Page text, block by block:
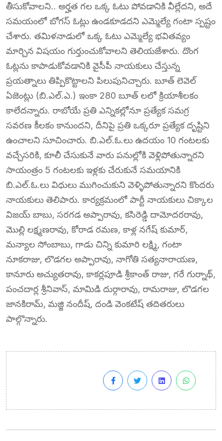
తీసుకోవాలని.. అర్హత గల ఒక్క ఓటు పోవడానికి వీల్లేదని, అదే
సమయంలో బోగస్ ఓట్లు ఉండకూడదని ఎమ్మెల్యే గంటా స్పష్టం
చేశారు. తమిళనాడులో ఒక్క ఓటు ఎమ్మెల్యే భవితవ్యం
మార్చిన విషయం గుర్తుంచుకోవాలని తెలియజేశారు. దొంగ
ఓట్లను కాపాడుకోవడానికి వైసీపీ నాయకులు చేస్తున్న
ప్రయత్నాలు తిప్పికొట్టాలని పిలుపునిచ్చారు. బూత్ లెవెల్
ఏజెంట్లు (బి.ఎల్.ఎ.) ఇంకా 280 బూత్ లలో క్రియాశీలకం
కాలేదన్నారు. రాబోయే ప్రతి ఎన్నికల్లోనూ ప్రత్యేక సమగ్ర
సవరణ కీలకం కానుందని, దీనిపై ప్రతి ఒక్కరూ ప్రత్యేక దృష్టిని
ఉంచాలని సూచించారు. బి.ఎల్.ఓ.లు ఉదయం 10 గంటలకు
వచ్చేసరికి, కూలీ చేసుకునే వారు పనుల్లోకి వెళ్లిపోతున్నారని
సాయంత్రం 5 గంటలకు ఇళ్లకు చేరుకునే సమయానికి
బి.ఎల్.ఓ.లు విధులు ముగించుకుని వెళ్ళిపోతున్నారని కొందరు
నాయకులు తెలిపారు. కార్యక్రమంలో పార్టీ నాయకులు చిక్కాల
విజయ్ బాబు, సరగడ అప్పారావు, కసిరెడ్డి దామోదరరావు,
మొల్లి లక్ష్మణరావు, కోరాడ రమణ, కాళ్ల నగేష్ కుమార్,
మన్యాల సోంబాబు, గాడు చిన్ని కుమారి లక్ష్మి, గంటా
నూకరాజు, లొడగల అప్పారావు, నాగోతి సత్యనారాయణ,
కానూరు అచ్యుతరావు, కాకర్లపూడి శ్రీకాంత్ రాజు, గరే గుర్నాథ్,
పంచదార్ల శ్రీనివాస్, మామిడి దుర్గారావు, రామరాజు, లొడగల
జానకిరామ్, మజ్జి నందీష్, దండి వెంకటేష్ తదితరులు
పాల్గొన్నారు.